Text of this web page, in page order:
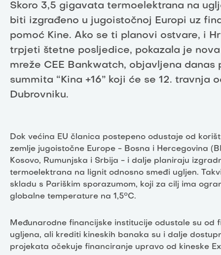
Skoro 3,5 gigavata termoelektrana na
biti izgrađeno u jugoistočnoj Europi uz
pomoć Kine. Ako se ti planovi ostvare, i
trpjeti štetne posljedice, pokazala je
mreže CEE Bankwatch, objavljena danas
summita “Kina +16” koji će se 12. travnja
Dubrovniku.
Dok većina EU članica postepeno odustaje od
zemlje jugoistočne Europe - Bosna i Hercegovina
Kosovo, Rumunjska i Srbija - i dalje planiraju
termoelektrana na lignit odnosno smeđi ugljen.
skladu s Pariškim sporazumom, koji za cilj ima
globalne temperature na 1,5°C.
Međunarodne financijske institucije odustale su od
ugljena, ali krediti kineskih banaka su i dalje
projekata očekuje financiranje upravo od kineske